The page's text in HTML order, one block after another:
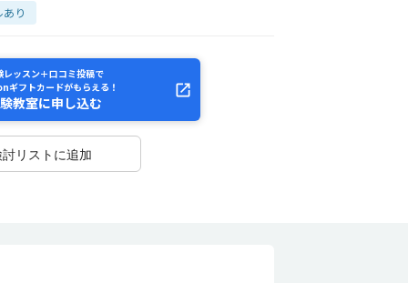
り
レッスン＋口コミ投稿で
ギフトカードがもらえる！
教室に申し込む
リストに追加